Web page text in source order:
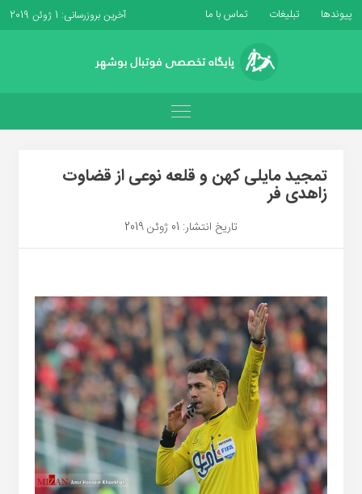
پیوندها تبلیغات تماس با ما آخرین بروزرسانی: 1 ژوئن 2019
تمجید مایلی کهن و قلعه نوعی از قضاوت
زاهدی فر
تاریخ انتشار: 01 ژوئن 2019